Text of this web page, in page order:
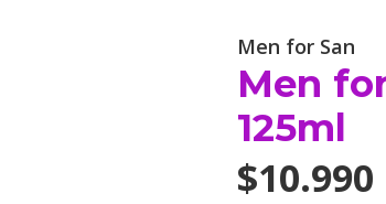
Men for San
Men
125ml
$10.990